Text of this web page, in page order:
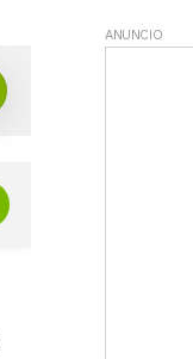
ANUNCIO